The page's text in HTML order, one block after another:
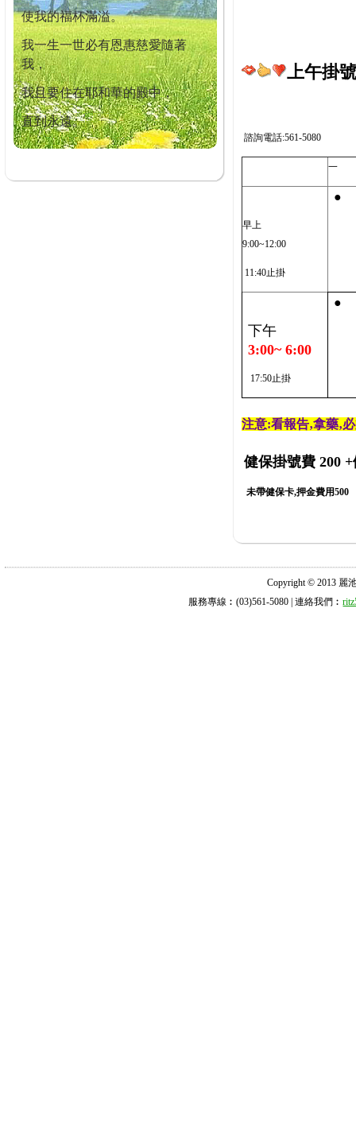
使我的福杯滿溢。
我一生一世必有恩惠慈愛隨著
我，
我且要住在耶和華的殿中，
直到永遠。
上午掛
諮詢電話:561-5080
一
早上
9:00~12:00
11:40止掛
●
下午
3:00~ 6:00
17:50止掛
●
注意:看報告‚拿藥‚
健保掛號費 200 +
未帶健保卡,押金費用500
Copyright © 2013 麗
服務專線︰(03)561-5080 | 連絡我們︰